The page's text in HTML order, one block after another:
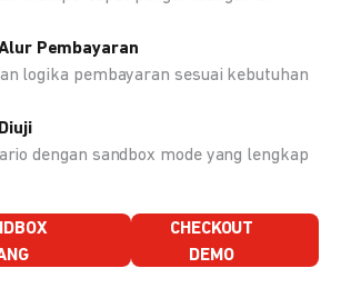
Pembayaran
logika pembayaran sesuai kebutuhan
dengan sandbox mode yang lengkap
CHECKOUT
DEMO